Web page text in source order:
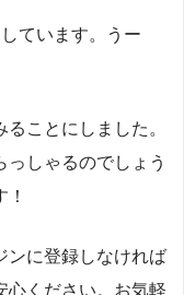
ています。うー
ことにしました。
しゃるのでしょう
ンに登録しなければ
心ください。お気軽